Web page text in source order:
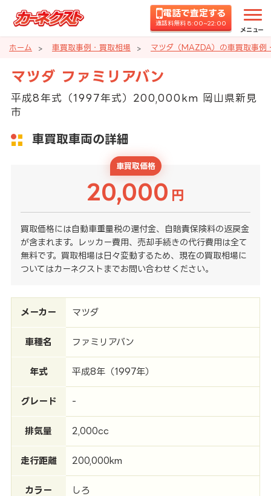
電話で査定する
通話料無料 8:00~22:00
メニュー
ホーム 車買取事例・買取相場 マツダ（MAZDA）の車買取事例
マツダ ファミリアバン
平成8年式（1997年式）200,000km 岡山県新見
市
車買取車両の詳細
車買取価格
20,000 円
買取価格には自動車重量税の還付金、自賠責保険料の返戻金
が含まれます。レッカー費用、売却手続きの代行費用は全て
無料です。買取相場は日々変動するため、現在の買取相場に
ついてはカーネクストまでお問い合わせください。
メーカー マツダ
車種名 ファミリアバン
年式 平成8年（1997年）
グレード -
排気量 2,000cc
走行距離 200,000km
カラー しろ